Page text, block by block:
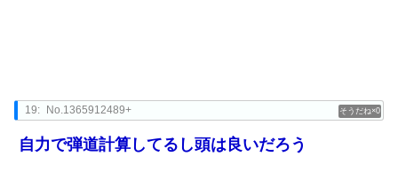
0
19: No.1365912489+
自力で弾道計算してるし頭は良いだろう